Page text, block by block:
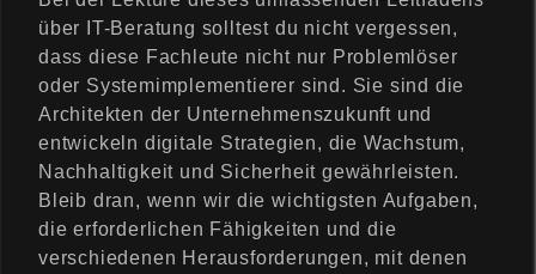
über IT-Beratung solltest du nicht vergessen,
dass diese Fachleute nicht nur Problemlöser
oder Systemimplementierer sind. Sie sind die
Architekten der Unternehmenszukunft und
entwickeln digitale Strategien, die Wachstum,
Nachhaltigkeit und Sicherheit gewährleisten.
Bleib dran, wenn wir die wichtigsten Aufgaben,
die erforderlichen Fähigkeiten und die
verschiedenen Herausforderungen, mit denen